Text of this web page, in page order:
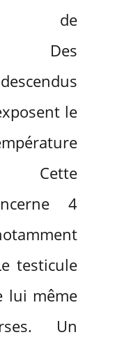
de
Des
le
Cette
4
testicule
lui même
Un